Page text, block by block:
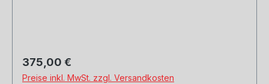
Regulärer Preis:
375,00 €
Preise inkl. MwSt. zzgl. Versandkosten